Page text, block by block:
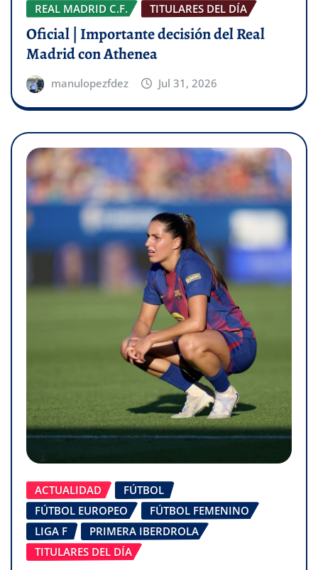
REAL MADRID C.F.
TITULARES DEL DÍA
Oficial | Importante decisión del Real
Madrid con Athenea
manulopezfdez Jul 31, 2026
ACTUALIDAD
FÚTBOL
FÚTBOL EUROPEO
FÚTBOL FEMENINO
LIGA F
PRIMERA IBERDROLA
TITULARES DEL DÍA